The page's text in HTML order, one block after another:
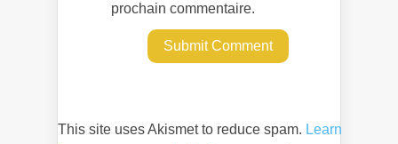
prochain commentaire.
This site uses Akismet to reduce spam. Learn